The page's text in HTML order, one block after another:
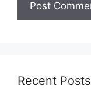
Recent Posts